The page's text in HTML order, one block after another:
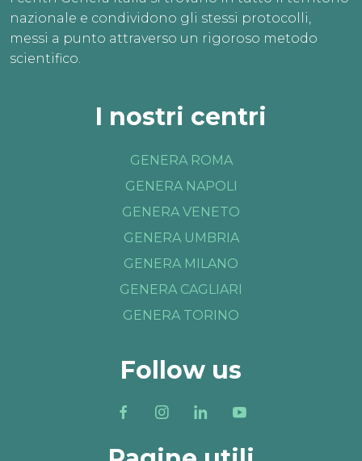
nazionale e condividono gli stessi protocolli,
messi a punto attraverso un rigoroso metodo
scientifico.
I nostri centri
GENERA ROMA
GENERA NAPOLI
GENERA VENETO
GENERA UMBRIA
GENERA MILANO
GENERA CAGLIARI
GENERA TORINO
Follow us